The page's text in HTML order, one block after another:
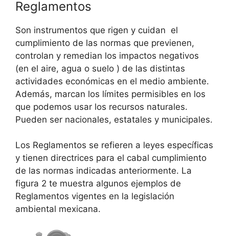
Reglamentos
Son instrumentos que rigen y cuidan el
cumplimiento de las normas que previenen,
controlan y remedian los impactos negativos
(en el aire, agua o suelo ) de las distintas
actividades económicas en el medio ambiente.
Además, marcan los límites permisibles en los
que podemos usar los recursos naturales.
Pueden ser nacionales, estatales y municipales.
Los Reglamentos se refieren a leyes específicas
y tienen directrices para el cabal cumplimiento
de las normas indicadas anteriormente. La
figura 2 te muestra algunos ejemplos de
Reglamentos vigentes en la legislación
ambiental mexicana.